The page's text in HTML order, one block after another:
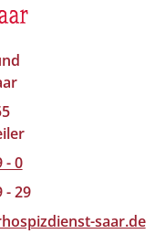
- 0
- 29
saar.de